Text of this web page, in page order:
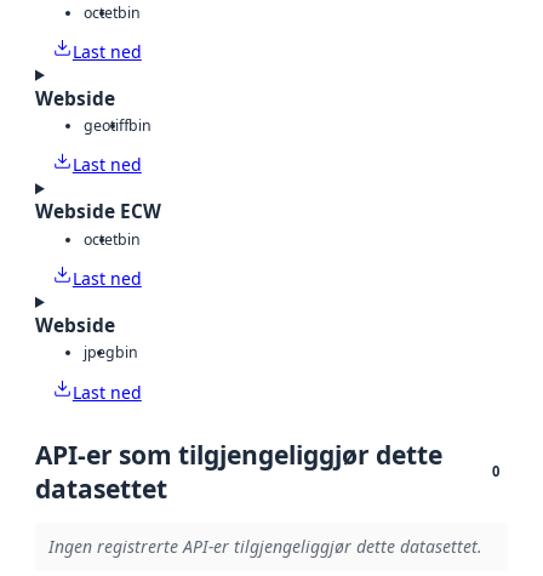
octetbin
Last ned
Webside
geotiffbin
Last ned
Webside ECW
octetbin
Last ned
Webside
jpegbin
Last ned
API-er som tilgjengeliggjør dette
datasettet
0
Ingen registrerte API-er tilgjengeliggjør dette datasettet.